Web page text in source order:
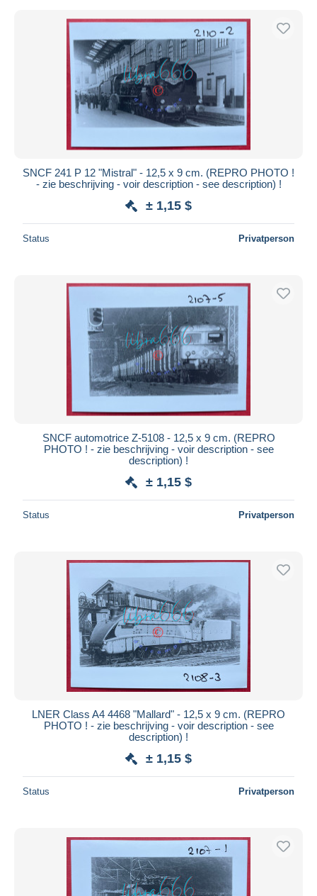
SNCF 241 P 12 "Mistral" - 12,5 x 9 cm. (REPRO PHOTO !
- zie beschrijving - voir description - see description) !
± 1,15 $
Status Privatperson
SNCF automotrice Z-5108 - 12,5 x 9 cm. (REPRO
PHOTO ! - zie beschrijving - voir description - see
description) !
± 1,15 $
Status Privatperson
LNER Class A4 4468 "Mallard" - 12,5 x 9 cm. (REPRO
PHOTO ! - zie beschrijving - voir description - see
description) !
± 1,15 $
Status Privatperson